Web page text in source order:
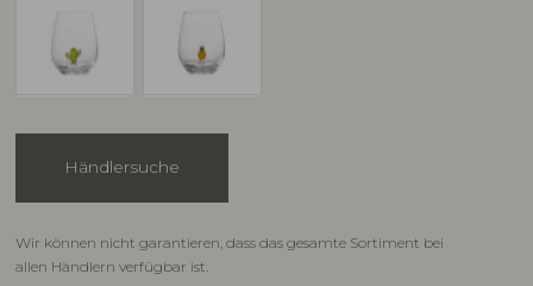
Händlersuche
Wir können nicht garantieren, dass das gesamte Sortiment bei
allen Händlern verfügbar ist.